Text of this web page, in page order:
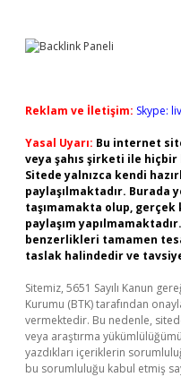
Reklam ve İletişim: Skype:
Yasal Uyarı: Bu internet
veya şahıs şirketi ile hiçbir
Sitede yalnızca kendi
paylaşılmaktadır.
taşımamakta olup,
paylaşım
benzerlikleri tamamen
taslak halindedir ve
Sitemiz, 5651 Sayılı Kanun
Kurumu (BTK) tarafından
vermektedir. Bu nedenle,
veya araştırma
yazdıkları içeriklerin
bu sorumluluğu kabul etmiş